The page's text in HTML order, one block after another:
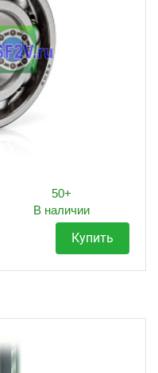
50+
В наличии
Купить